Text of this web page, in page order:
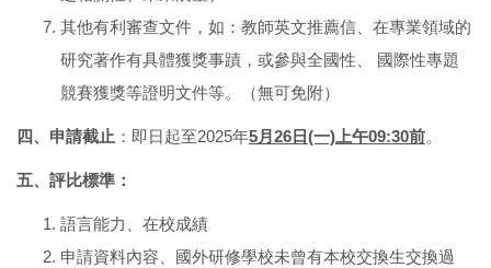
其他有利審查文件，如：教師英文推薦信、在專業領域的
研究著作有具體獲獎事蹟，或參與全國性、 國際性專題
競賽獲獎等證明文件等。（無可免附）
四、申請截止 ：即日起至2025年5月26日(一)上午09:30前。
五、評比標準 ：
語言能力、在校成績
申請資料內容、國外研修學校未曾有本校交換生交換過